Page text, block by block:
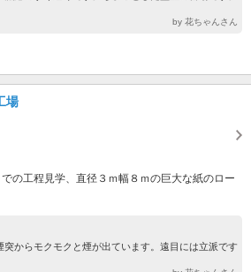
by 花ちゃんさん
場
の工程見学、直径３ｍ幅８ｍの巨大な紙のロー
からモクモクと煙が出ています。遠目には立派です